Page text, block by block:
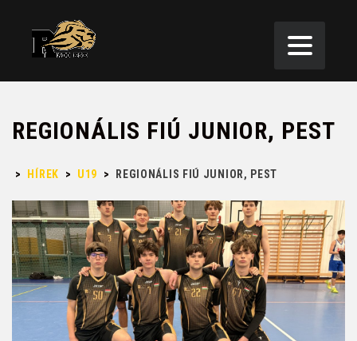
REGIONÁLIS FIÚ JUNIOR, PEST
> HÍREK > U19 > REGIONÁLIS FIÚ JUNIOR, PEST